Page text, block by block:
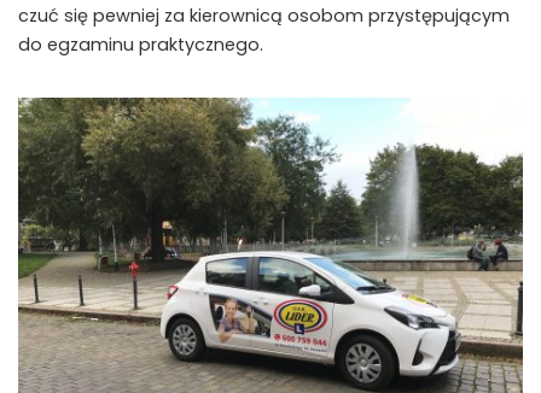
czuć się pewniej za kierownicą osobom przystępującym
do egzaminu praktycznego.